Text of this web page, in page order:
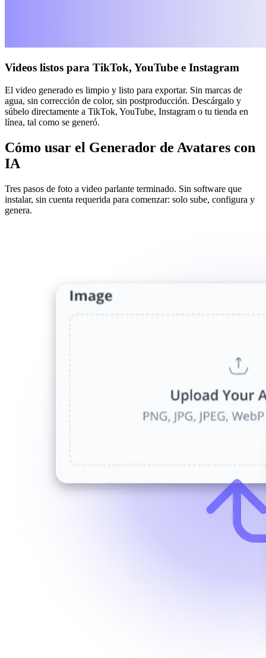
Videos listos para TikTok, YouTube e Instagram
El video generado es limpio y listo para exportar. Sin marcas de
agua, sin corrección de color, sin postproducción. Descárgalo y
súbelo directamente a TikTok, YouTube, Instagram o tu tienda en
línea, tal como se generó.
Cómo usar el Generador de Avatares con
IA
Tres pasos de foto a video parlante terminado. Sin software que
instalar, sin cuenta requerida para comenzar: solo sube, configura y
genera.